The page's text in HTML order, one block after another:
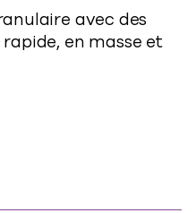
avec des
en masse et